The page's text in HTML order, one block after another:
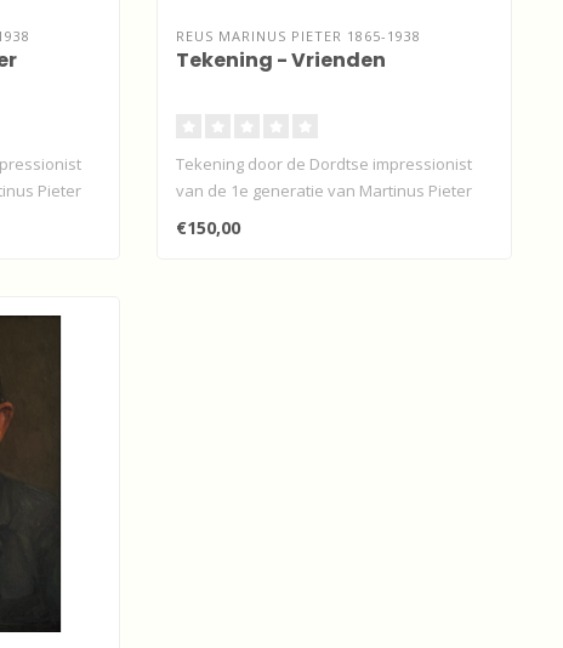
Pieter
REUS MARINUS PIETER 1865-1938
Tekening - Vrienden
Tekening door de Dordtse impressionist
van de 1e generatie van Martinus Pieter
R..
€150,00